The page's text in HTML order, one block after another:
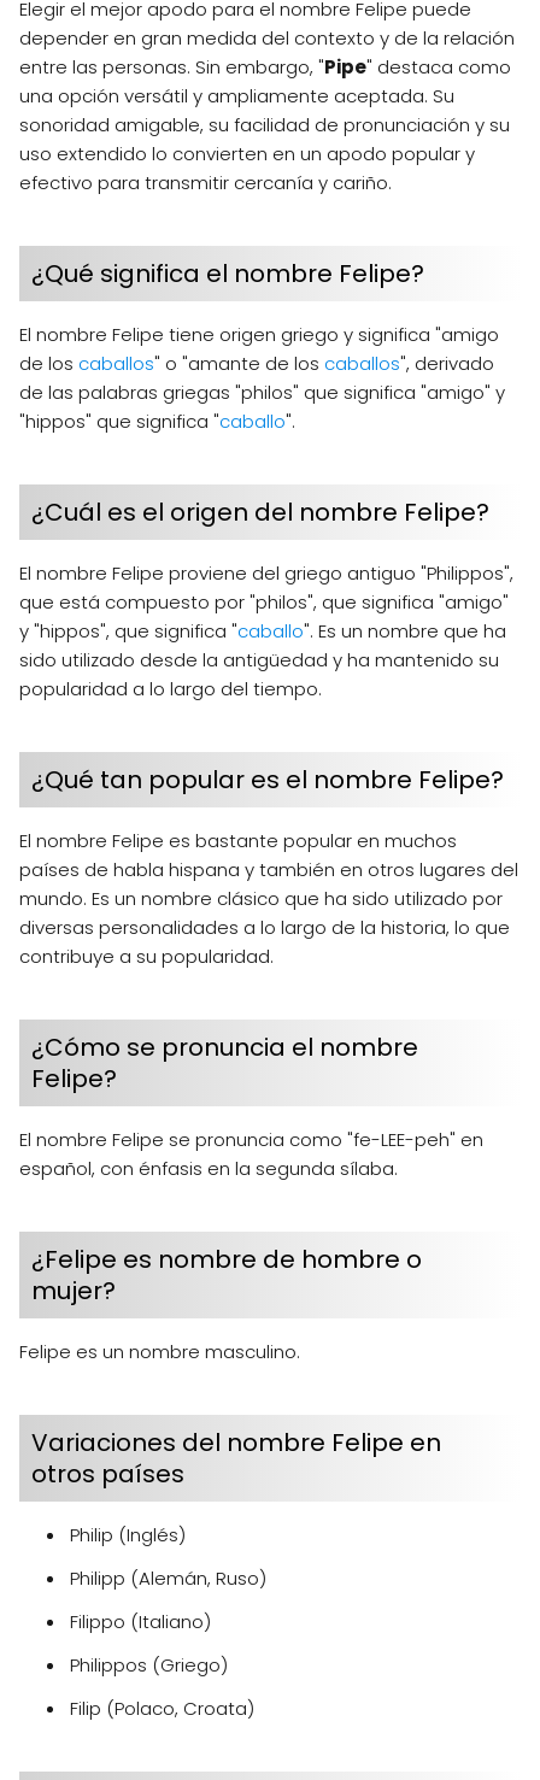
Elegir el mejor apodo para el nombre Felipe puede
depender en gran medida del contexto y de la relación
entre las personas. Sin embargo, "Pipe" destaca como
una opción versátil y ampliamente aceptada. Su
sonoridad amigable, su facilidad de pronunciación y su
uso extendido lo convierten en un apodo popular y
efectivo para transmitir cercanía y cariño.
¿Qué significa el nombre Felipe?
El nombre Felipe tiene origen griego y significa "amigo
de los caballos" o "amante de los caballos", derivado
de las palabras griegas "philos" que significa "amigo" y
"hippos" que significa "caballo".
¿Cuál es el origen del nombre Felipe?
El nombre Felipe proviene del griego antiguo "Philippos",
que está compuesto por "philos", que significa "amigo"
y "hippos", que significa "caballo". Es un nombre que ha
sido utilizado desde la antigüedad y ha mantenido su
popularidad a lo largo del tiempo.
¿Qué tan popular es el nombre Felipe?
El nombre Felipe es bastante popular en muchos
países de habla hispana y también en otros lugares del
mundo. Es un nombre clásico que ha sido utilizado por
diversas personalidades a lo largo de la historia, lo que
contribuye a su popularidad.
¿Cómo se pronuncia el nombre
Felipe?
El nombre Felipe se pronuncia como "fe-LEE-peh" en
español, con énfasis en la segunda sílaba.
¿Felipe es nombre de hombre o
mujer?
Felipe es un nombre masculino.
Variaciones del nombre Felipe en
otros países
Philip (Inglés)
Philipp (Alemán, Ruso)
Filippo (Italiano)
Philippos (Griego)
Filip (Polaco, Croata)